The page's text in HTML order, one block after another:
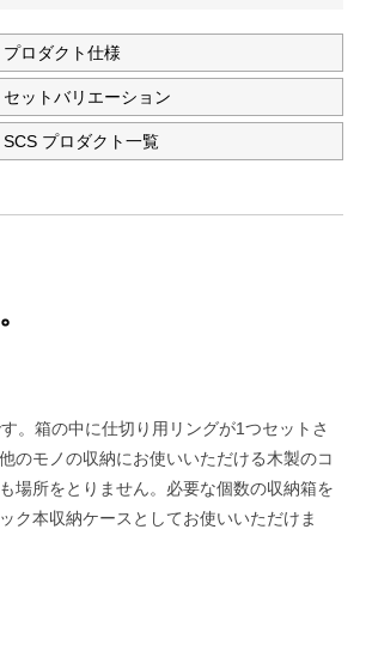
プロダクト仕様
セットバリエーション
SCS プロダクト一覧
。箱の中に仕切り用リングが1つセットさ
のモノの収納にお使いいただける木製のコ
場所をとりません。必要な個数の収納箱を
ク本収納ケースとしてお使いいただけま